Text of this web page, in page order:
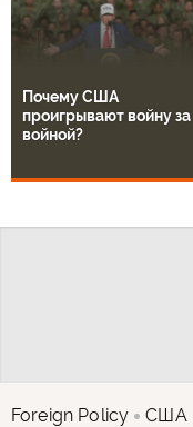
Почему США
проигрывают войну за
войной?
Foreign Policy США